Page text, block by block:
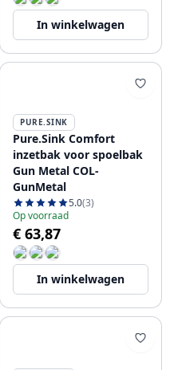
In winkelwagen
PURE.SINK
Pure.Sink Comfort
inzetbak voor spoelbak
Gun Metal COL-
GunMetal
5.0(3)
Op voorraad
€ 63,87
In winkelwagen